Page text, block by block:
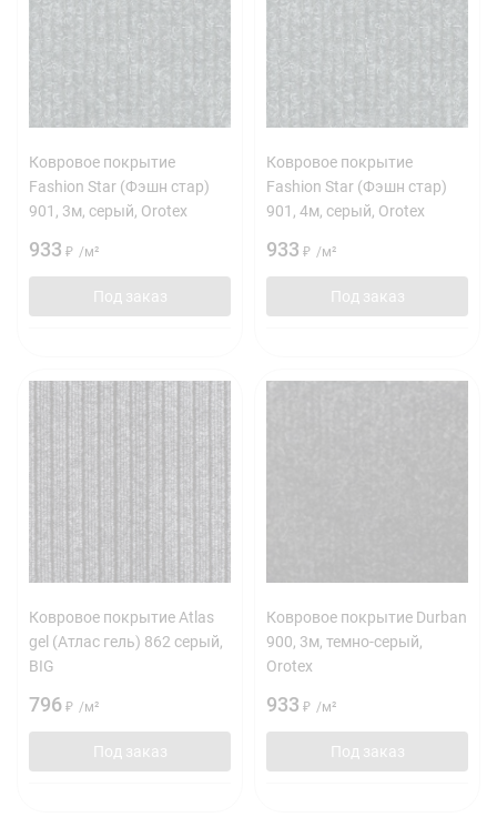
Ковровое покрытие
Fashion Star (Фэшн стар)
901, 3м, серый, Orotex
933 ₽ /м²
Под заказ
Ковровое покрытие
Fashion Star (Фэшн стар)
901, 4м, серый, Orotex
933 ₽ /м²
Под заказ
Ковровое покрытие Atlas
gel (Атлас гель) 862 серый,
BIG
796 ₽ /м²
Под заказ
Ковровое покрытие Durban
900, 3м, темно-серый,
Orotex
933 ₽ /м²
Под заказ